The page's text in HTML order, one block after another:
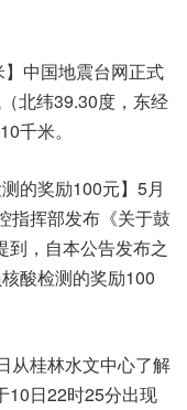
】中国地震台网正式
北纬39.30度，东经
千米。
的奖励100元】5月
指挥部发布《关于鼓
到，自本公告发布之
酸检测的奖励100
从桂林水文中心了解
10日22时25分出现